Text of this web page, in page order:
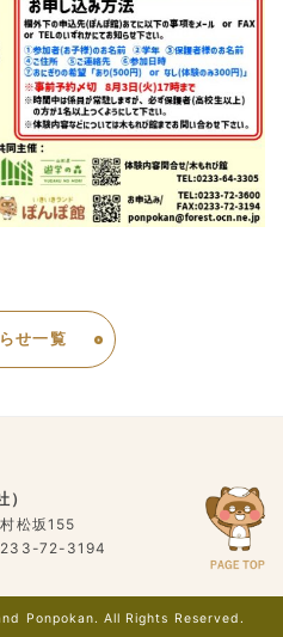
せ一覧
松坂155
72-3194
Ponpokan. All Rights Reserved.